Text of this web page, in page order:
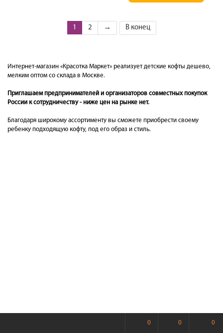
1 2 → В конец
Интернет-магазин «Красотка Маркет» реализует детские кофты дешево,
мелким оптом со склада в Москве.
Приглашаем предпринимателей и организаторов совместных покупок
России к сотрудничеству - ниже цен на рынке нет.
Благодаря широкому ассортименту вы сможете приобрести своему
ребенку подходящую кофту, под его образ и стиль.
0 0 0